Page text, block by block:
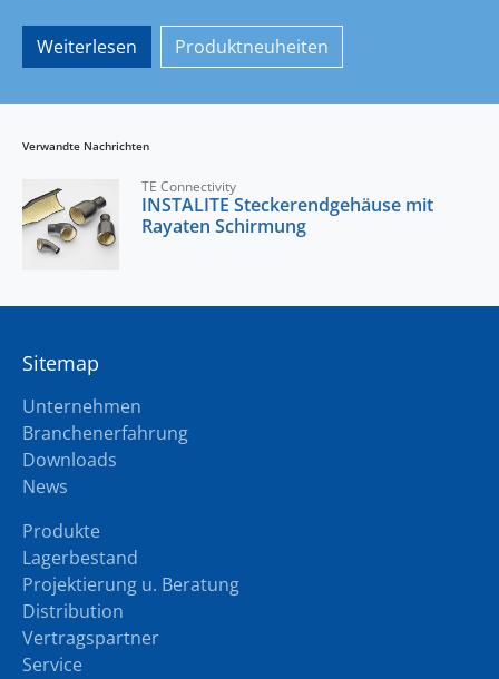
Weiterlesen Produktneuheiten
Verwandte Nachrichten
TE Connectivity
INSTALITE Steckerendgehäuse mit
Rayaten Schirmung
Sitemap
Unternehmen
Branchenerfahrung
Downloads
News
Produkte
Lagerbestand
Projektierung u. Beratung
Distribution
Vertragspartner
Service